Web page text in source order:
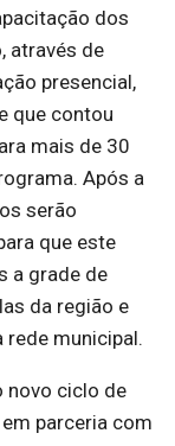
dos
através de
presencial,
que contou
mais de 30
Após a
serão
que este
a grade de
da região e
rede municipal.
novo ciclo de
parceria com